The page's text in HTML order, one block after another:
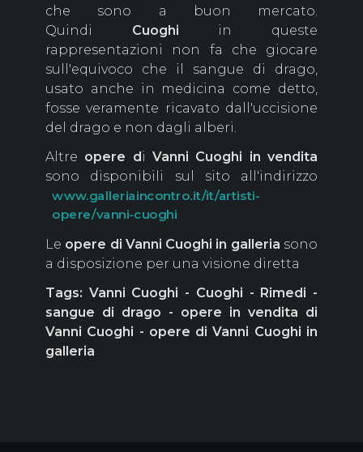
che sono a buon mercato.
Quindi Cuoghi in queste
rappresentazioni non fa che giocare
sull'equivoco che il sangue di drago,
usato anche in medicina come detto,
fosse veramente ricavato dall'uccisione
del drago e non dagli alberi.
Altre opere diVanni Cuoghi in vendita
sono disponibili sul sito all'indirizzo
www.galleriaincontro.it/it/artisti-
opere/vanni-cuoghi
Le opere di Vanni Cuoghi in galleria sono
a disposizione per una visione diretta
Tags: Vanni Cuoghi - Cuoghi - Rimedi -
sangue di drago - opere in vendita di
Vanni Cuoghi - opere di Vanni Cuoghi in
galleria